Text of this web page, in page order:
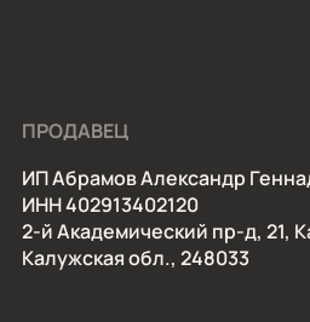
ПРОДАВЕЦ
ИП Абрамов Александр
ИНН 402913402120
2-й Академический пр-д, 21,
Калужская обл., 248033